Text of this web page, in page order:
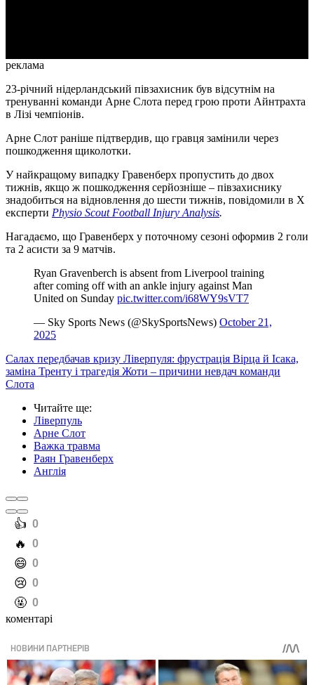
реклама
23-річний нідерландський півзахисник був відсутнім на
тренуванні команди Арне Слота перед грою проти Айнтрахта
в Лізі чемпіонів.
Арне Слот раніше підтвердив, що гравця замінили через
пошкодження щиколотки.
У найкращому випадку Гравенберх пропустить до двох
тижнів, якщо ж пошкодження серйозніше – півзахиснику
знадобиться на відновлення до шести тижнів, повідомили в X
експерти Physio Scout Football Injury Analysis.
Нагадаємо, що Гравенберх у поточному сезоні оформив 2 голи
та 2 асисти за 9 матчів.
Ryan Gravenberch is absent from Liverpool training
after coming off with an ankle injury against Man
United on Sunday pic.twitter.com/i68WY9sVT7
— Sky Sports News (@SkySportsNews) October 21,
2025
Салах передбачав кризу Ліверпуля: фрустрація Вірца й Ісака,
заміна Тренту і трагедія Жоти – причини невдач команди
Слота
Читайте ще:
Ліверпуль
Арне Слот
Важка травма
Раян Гравенберх
Англія
️👍 0
️🔥 0
️😄 0
️😢 0
️🤬 0
коментарі